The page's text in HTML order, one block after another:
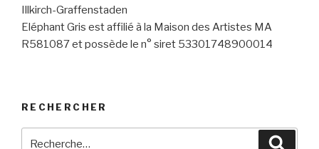
Illkirch-Graffenstaden
Eléphant Gris est affilié à la Maison des Artistes MA
R581087 et possède le n° siret 53301748900014
RECHERCHER